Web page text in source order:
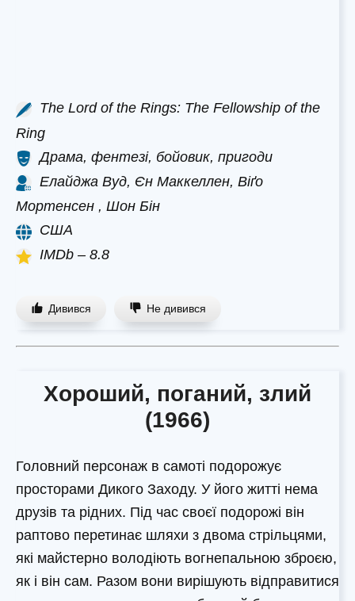
The Lord of the Rings: The Fellowship of the
Ring
Драма, фентезі, бойовик, пригоди
Елайджа Вуд, Єн Маккеллен, Віґо
Мортенсен , Шон Бін
США
IMDb – 8.8
Дивився Не дивився
Хороший, поганий, злий
(1966)
Головний персонаж в самоті подорожує
просторами Дикого Заходу. У його житті нема
друзів та рідних. Під час своєї подорожі він
раптово перетинає шляхи з двома стрільцями,
які майстерно володіють вогнепальною зброєю,
як і він сам. Разом вони вирішують відправитися